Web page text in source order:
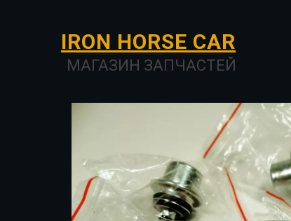
I­­RON HORSE ­­­­­­CAR
МАГАЗИН ЗАПЧАСТЕЙ